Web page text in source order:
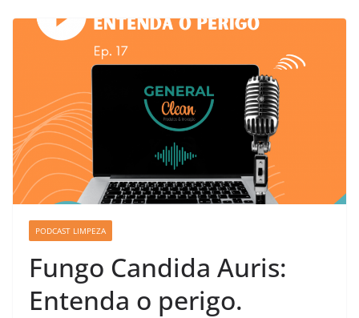
PODCAST LIMPEZA
Fungo Candida Auris:
Entenda o perigo.